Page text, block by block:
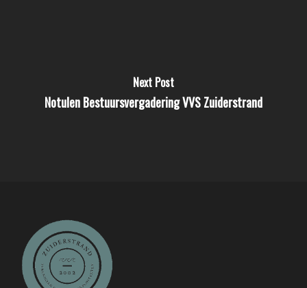
Next Post
Notulen Bestuursvergadering VVS Zuiderstrand